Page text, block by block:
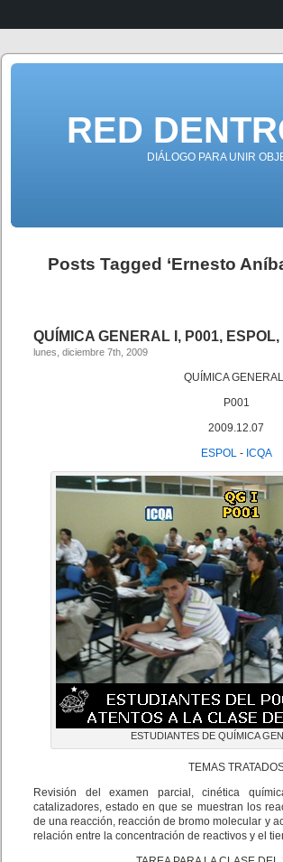
RED
DIÁLOGO PARA UNIR
Posts Tagged ‘Ernesto
QUÍMICA GENERAL I, P001,
lunes, diciembre 7th, 2009
QUÍMICA GENERAL I
P001
2009.12.07
ESPOL- ICQA
ESTUDIANTES DE QUÍMICA
TEMAS
Revisión del examen parcial, cinética
catalizadores, estado en que se muestran los
de una reacción, reacción de bromo molecular y
relación entre la concentración de reactivos y el